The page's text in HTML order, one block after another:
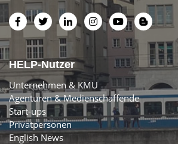
HELP-Nutzer
Unternehmen & KMU
Agenturen & Medienschaffende
Start-ups
Privatpersonen
English News